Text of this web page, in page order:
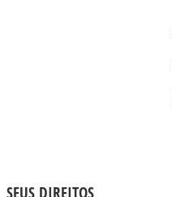
SEUS DIREITOS